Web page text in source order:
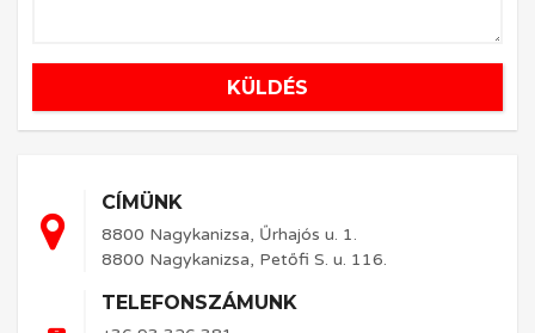
KÜLDÉS
CÍMÜNK
8800 Nagykanizsa, Űrhajós u. 1.
8800 Nagykanizsa, Petőfi S. u. 116.
TELEFONSZÁMUNK